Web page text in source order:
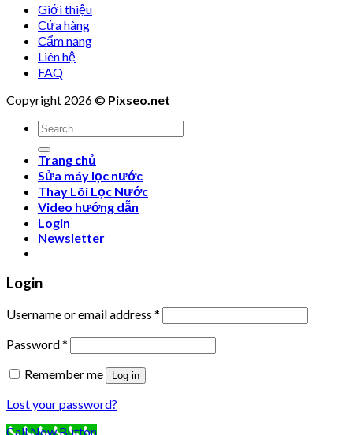
Giới thiệu
Cửa hàng
Cẩm nang
Liên hệ
FAQ
Copyright 2026 © Pixseo.net
Search
for:
Trang chủ
Sửa máy lọc nước
Thay Lõi Lọc Nước
Video hướng dẫn
Login
Newsletter
Login
Username or email address *
Password*
Remember me
Log in
Lost your password?
Call Now Button